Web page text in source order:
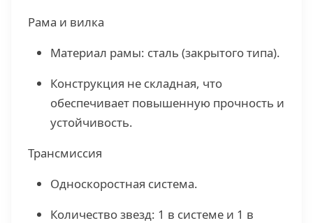
Рама и вилка
Материал рамы: сталь (закрытого типа).
Конструкция не складная, что
обеспечивает повышенную прочность и
устойчивость.
Трансмиссия
Односкоростная система.
Количество звезд: 1 в системе и 1 в